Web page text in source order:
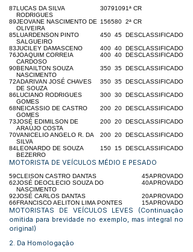
87LUCAS DA SILVA
RODRIGUES
30791091ª CR
89JEOVANE NASCIMENTO DE
OLIVEIRA
156580 2ª CR
85LUARDENSON PINTO
SALGUEIRO
450 45 DESCLASSIFICADO
83JUCILEY DAMASCENO 400 40 DESCLASSIFICADO
76JOAQUIM CORREIA
CARDOSO
400 40 DESCLASSIFICADO
90BENAILTON SOUZA
NASCIMENTO
350 35 DESCLASSIFICADO
72ADARIVAN JOSÉ CHAVES
DE SOUZA
350 35 DESCLASSIFICADO
86LUCIANO RODRIGUES
GOMES
300 30 DESCLASSIFICADO
68NEICASSIO DE CASTRO
GOMES
200 20 DESCLASSIFICADO
73JOSÉ EDIMILSON DE
ARAÚJO COSTA
200 20 DESCLASSIFICADO
70VANICELIO ANGELO R. DA
SILVA
200 20 DESCLASSIFICADO
84LEONARDO DE SOUZA
BEZERRO
150 15 DESCLASSIFICADO
MOTORISTA DE VEÍCULOS MÉDIO E PESADO
59CLEISON CASTRO DANTAS 45APROVADO
62JOSÉ DEOCLECIO SOUZA DO
NASCIMENTO
40APROVADO
92JOSÉ CARLOS DANTAS 20APROVADO
66FRANCISCO AELITON LIMA PONTES 15APROVADO
MOTORISTAS DE VEÍCULOS LEVES (Continuação
omitida para brevidade no exemplo, mas integral no
original)
2. Da Homologação